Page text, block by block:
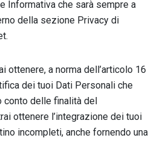
Informativa che sarà sempre a
della sezione Privacy di
ottenere, a norma dell’articolo 16
dei tuoi Dati Personali che
conto delle finalità del
ottenere l’integrazione dei tuoi
incompleti, anche fornendo una